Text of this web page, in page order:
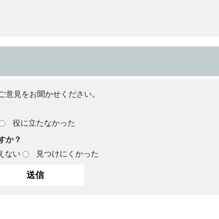
見をお聞かせください。
役に立たなかった
か？
ない
見つけにくかった